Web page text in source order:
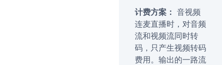
计费方案： 音视频
连麦直播时，对音频
流和视频流同时转
码，只产生视频转码
费用。输出的一路流